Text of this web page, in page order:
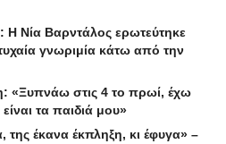
Η Νία Βαρντάλος ερωτεύτηκε
γνωριμία κάτω από την
«Ξυπνάω στις 4 το πρωί, έχω
τα παιδιά μου»
έκανα έκπληξη, κι έφυγα» –